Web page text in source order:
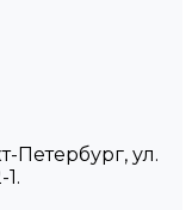
Петербург, ул.